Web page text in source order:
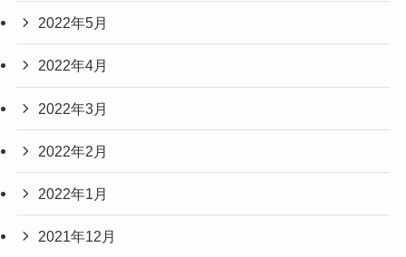
2022年5月
2022年4月
2022年3月
2022年2月
2022年1月
2021年12月